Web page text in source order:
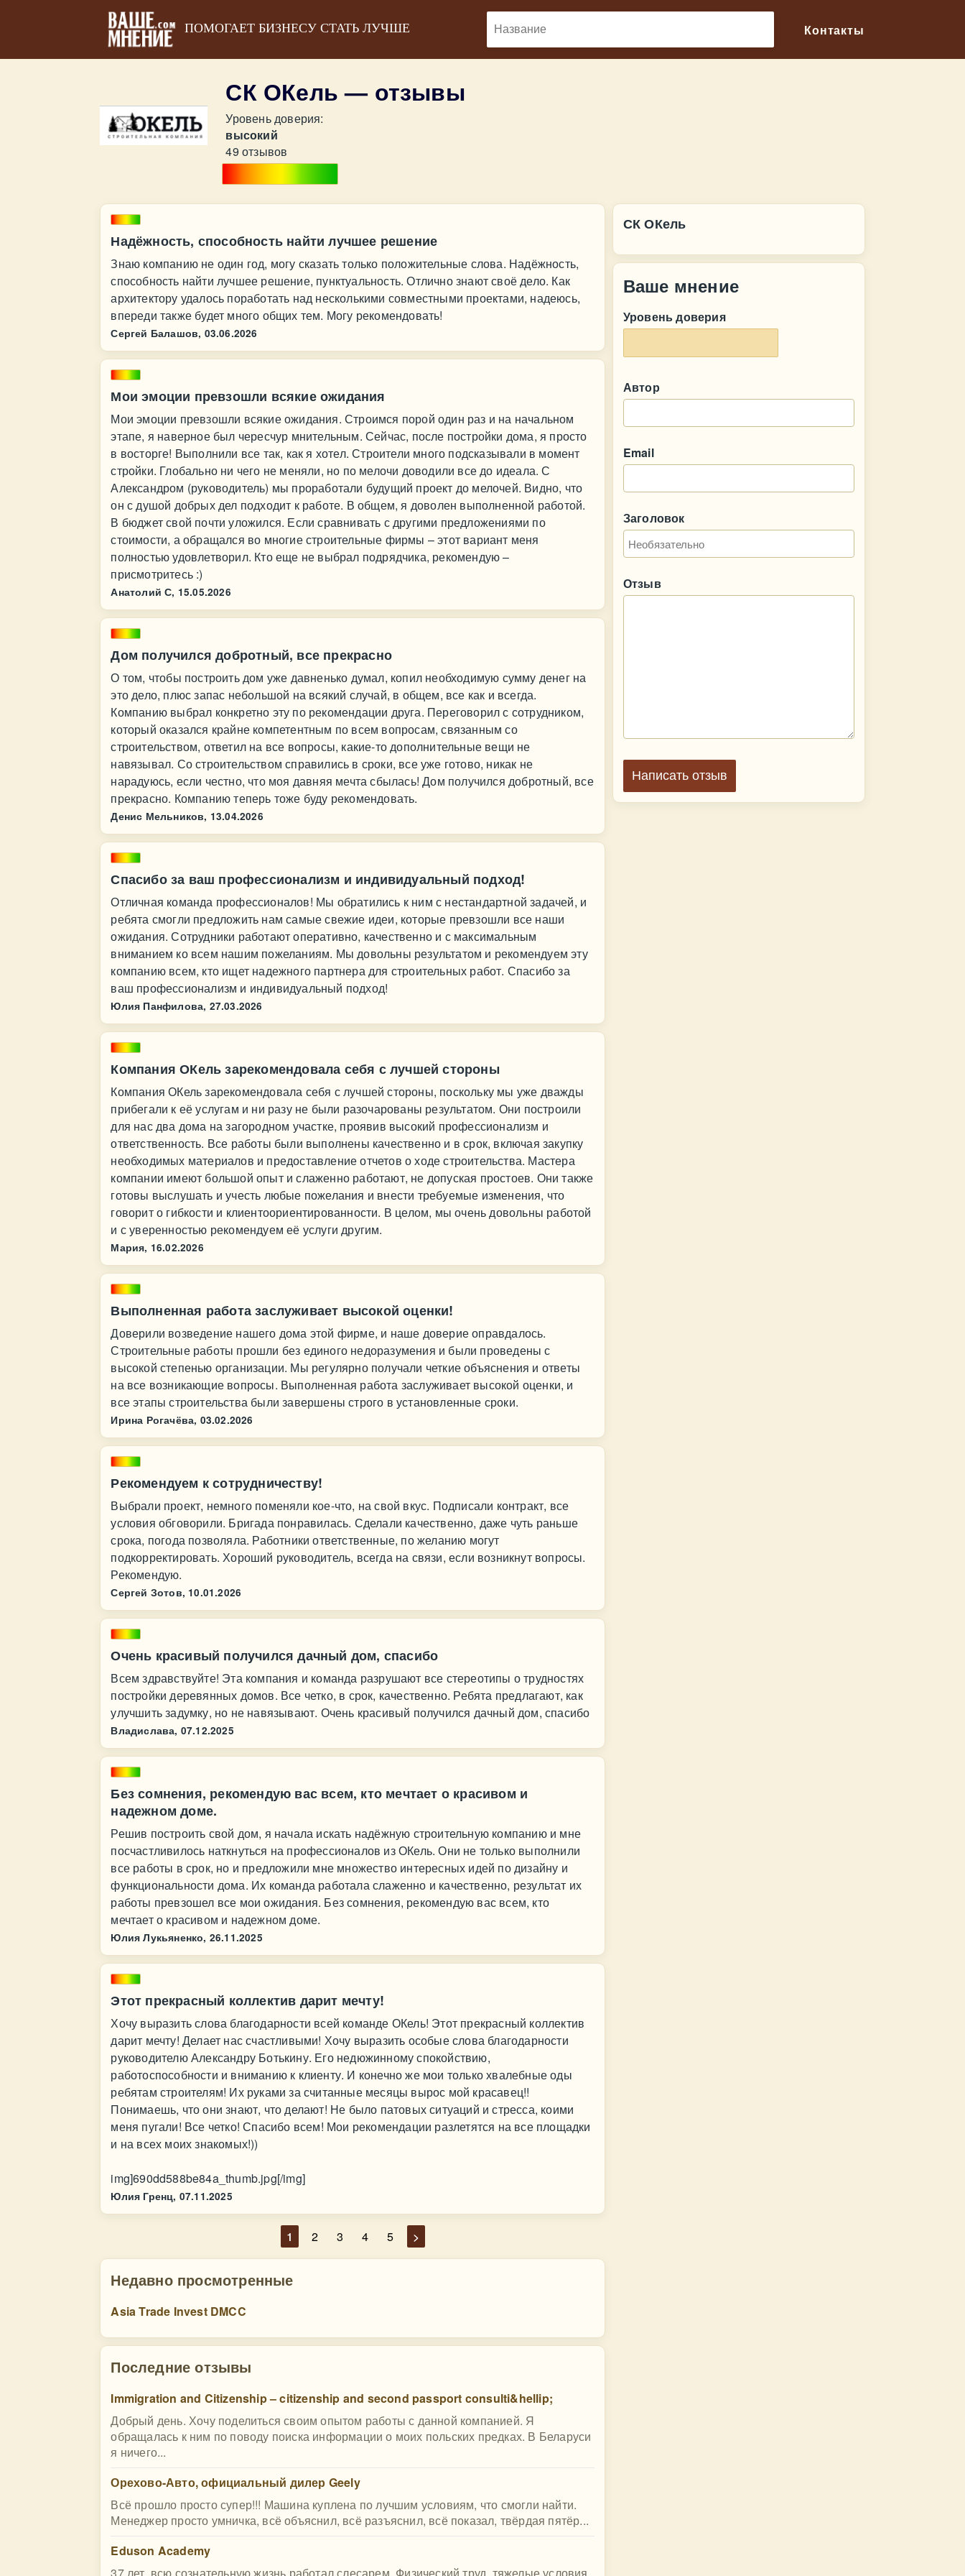
ПОМОГАЕТ БИЗНЕСУ СТАТЬ ЛУЧШЕ Контакты
СК ОКель — отзывы
Уровень доверия:
высокий
49 отзывов
Надёжность, способность найти лучшее решение
Знаю компанию не один год, могу сказать только положительные слова. Надёжность,
способность найти лучшее решение, пунктуальность. Отлично знают своё дело. Как
архитектору удалось поработать над несколькими совместными проектами, надеюсь,
впереди также будет много общих тем. Могу рекомендовать!
Сергей Балашов, 03.06.2026
Мои эмоции превзошли всякие ожидания
Мои эмоции превзошли всякие ожидания. Строимся порой один раз и на начальном
этапе, я наверное был чересчур мнительным. Сейчас, после постройки дома, я просто
в восторге! Выполнили все так, как я хотел. Строители много подсказывали в момент
стройки. Глобально ни чего не меняли, но по мелочи доводили все до идеала. С
Александром (руководитель) мы проработали будущий проект до мелочей. Видно, что
он с душой добрых дел подходит к работе. В общем, я доволен выполненной работой.
В бюджет свой почти уложился. Если сравнивать с другими предложениями по
стоимости, а обращался во многие строительные фирмы – этот вариант меня
полностью удовлетворил. Кто еще не выбрал подрядчика, рекомендую –
присмотритесь :)
Анатолий С, 15.05.2026
Дом получился добротный, все прекрасно
О том, чтобы построить дом уже давненько думал, копил необходимую сумму денег на
это дело, плюс запас небольшой на всякий случай, в общем, все как и всегда.
Компанию выбрал конкретно эту по рекомендации друга. Переговорил с сотрудником,
который оказался крайне компетентным по всем вопросам, связанным со
строительством, ответил на все вопросы, какие-то дополнительные вещи не
навязывал. Со строительством справились в сроки, все уже готово, никак не
нарадуюсь, если честно, что моя давняя мечта сбылась! Дом получился добротный, все
прекрасно. Компанию теперь тоже буду рекомендовать.
Денис Мельников, 13.04.2026
Спасибо за ваш профессионализм и индивидуальный подход!
Отличная команда профессионалов! Мы обратились к ним с нестандартной задачей, и
ребята смогли предложить нам самые свежие идеи, которые превзошли все наши
ожидания. Сотрудники работают оперативно, качественно и с максимальным
вниманием ко всем нашим пожеланиям. Мы довольны результатом и рекомендуем эту
компанию всем, кто ищет надежного партнера для строительных работ. Спасибо за
ваш профессионализм и индивидуальный подход!
Юлия Панфилова, 27.03.2026
Компания ОКель зарекомендовала себя с лучшей стороны
Компания ОКель зарекомендовала себя с лучшей стороны, поскольку мы уже дважды
прибегали к её услугам и ни разу не были разочарованы результатом. Они построили
для нас два дома на загородном участке, проявив высокий профессионализм и
ответственность. Все работы были выполнены качественно и в срок, включая закупку
необходимых материалов и предоставление отчетов о ходе строительства. Мастера
компании имеют большой опыт и слаженно работают, не допуская простоев. Они также
готовы выслушать и учесть любые пожелания и внести требуемые изменения, что
говорит о гибкости и клиентоориентированности. В целом, мы очень довольны работой
и с уверенностью рекомендуем её услуги другим.
Мария, 16.02.2026
Выполненная работа заслуживает высокой оценки!
Доверили возведение нашего дома этой фирме, и наше доверие оправдалось.
Строительные работы прошли без единого недоразумения и были проведены с
высокой степенью организации. Мы регулярно получали четкие объяснения и ответы
на все возникающие вопросы. Выполненная работа заслуживает высокой оценки, и
все этапы строительства были завершены строго в установленные сроки.
Ирина Рогачёва, 03.02.2026
Рекомендуем к сотрудничеству!
Выбрали проект, немного поменяли кое-что, на свой вкус. Подписали контракт, все
условия обговорили. Бригада понравилась. Сделали качественно, даже чуть раньше
срока, погода позволяла. Работники ответственные, по желанию могут
подкорректировать. Хороший руководитель, всегда на связи, если возникнут вопросы.
Рекомендую.
Сергей Зотов, 10.01.2026
Очень красивый получился дачный дом, спасибо
Всем здравствуйте! Эта компания и команда разрушают все стереотипы о трудностях
постройки деревянных домов. Все четко, в срок, качественно. Ребята предлагают, как
улучшить задумку, но не навязывают. Очень красивый получился дачный дом, спасибо
Владислава, 07.12.2025
Без сомнения, рекомендую вас всем, кто мечтает о красивом и
надежном доме.
Решив построить свой дом, я начала искать надёжную строительную компанию и мне
посчастливилось наткнуться на профессионалов из ОКель. Они не только выполнили
все работы в срок, но и предложили мне множество интересных идей по дизайну и
функциональности дома. Их команда работала слаженно и качественно, результат их
работы превзошел все мои ожидания. Без сомнения, рекомендую вас всем, кто
мечтает о красивом и надежном доме.
Юлия Лукьяненко, 26.11.2025
Этот прекрасный коллектив дарит мечту!
Хочу выразить слова благодарности всей команде ОКель! Этот прекрасный коллектив
дарит мечту! Делает нас счастливыми! Хочу выразить особые слова благодарности
руководителю Александру Ботькину. Его недюжинному спокойствию,
работоспособности и вниманию к клиенту. И конечно же мои только хвалебные оды
ребятам строителям! Их руками за считанные месяцы вырос мой красавец!!
Понимаешь, что они знают, что делают! Не было патовых ситуаций и стресса, коими
меня пугали! Все четко! Спасибо всем! Мои рекомендации разлетятся на все площадки
и на всех моих знакомых!))
img]690dd588be84a_thumb.jpg[/img]
Юлия Гренц, 07.11.2025
1 2 3 4 5 >
Недавно просмотренные
Asia Trade Invest DMCC
Последние отзывы
Immigration and Citizenship – citizenship and second passport consulti&hellip;
Добрый день. Хочу поделиться своим опытом работы с данной компанией. Я
обращалась к ним по поводу поиска информации о моих польских предках. В Беларуси
я ничего...
Орехово-Авто, официальный дилер Geely
Всё прошло просто супер!!! Машина куплена по лучшим условиям, что смогли найти.
Менеджер просто умничка, всё объяснил, всё разъяснил, всё показал, твёрдая пятёр...
Eduson Academy
СК ОКель
Ваше мнение
Уровень доверия
Автор
Email
Заголовок
Отзыв
Написать отзыв